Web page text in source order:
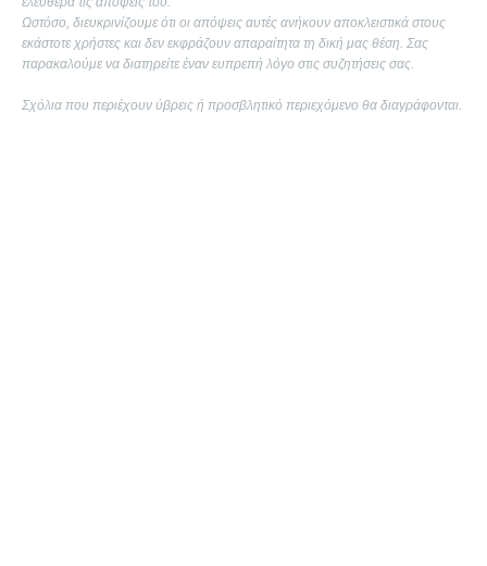
Ωστόσο, διευκρινίζουμε ότι οι απόψεις αυτές ανήκουν αποκλειστικά στους
εκάστοτε χρήστες και δεν εκφράζουν απαραίτητα τη δική μας θέση. Σας
παρακαλούμε να διατηρείτε έναν ευπρεπή λόγο στις συζητήσεις σας.
Σχόλια που περιέχουν ύβρεις ή προσβλητικό περιεχόμενο θα διαγράφονται.